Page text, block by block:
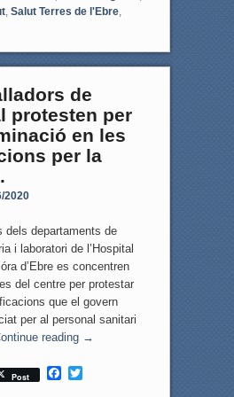
, Salut Terres de l'Ebre,
de
protesten per
en les
per la
2020
dels departaments de
i laboratori de l’Hospital
d’Ebre es concentren
del centre per protestar
que el govern
per al personal sanitari
reading →
Post
F
T